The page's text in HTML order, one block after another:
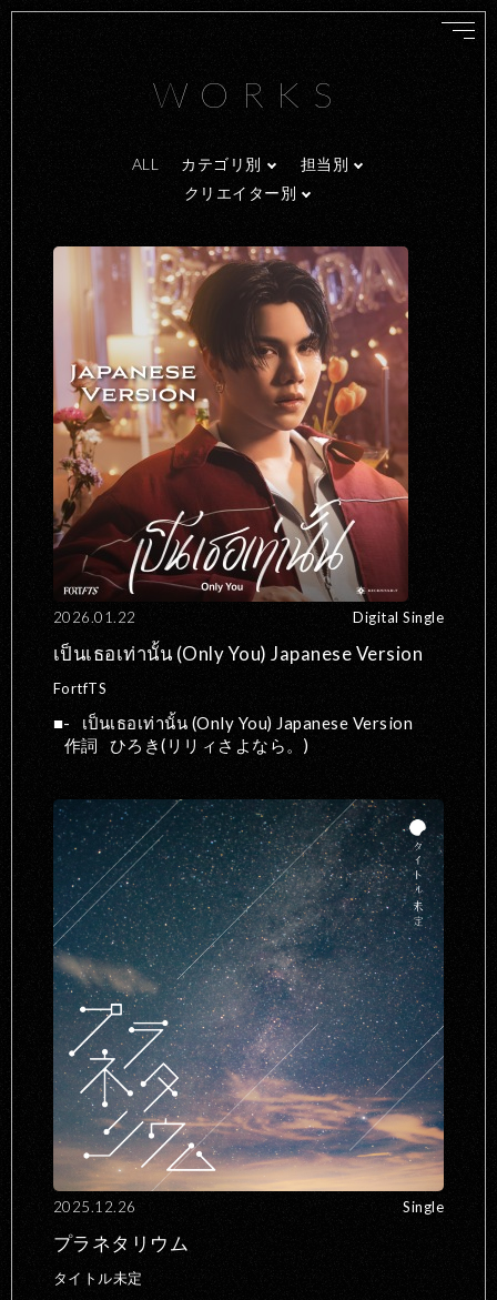
WORKS
ALL カテゴリ別
担当別
クリエイター別
2026.01.22 Digital Single
เป็นเธอเท่านั้น (Only You) Japanese Version
FortfTS
-
เป็นเธอเท่านั้น (Only You) Japanese Version
作詞
ひろき(リリィさよなら。)
2025.12.26 Single
プラネタリウム
タイトル未定